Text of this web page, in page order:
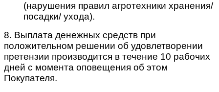
(нарушения правил агротехники хранения/
посадки/ ухода).
8. Выплата денежных средств при
положительном решении об удовлетворении
претензии производится в течение 10 рабочих
дней с момента оповещения об этом
Покупателя.